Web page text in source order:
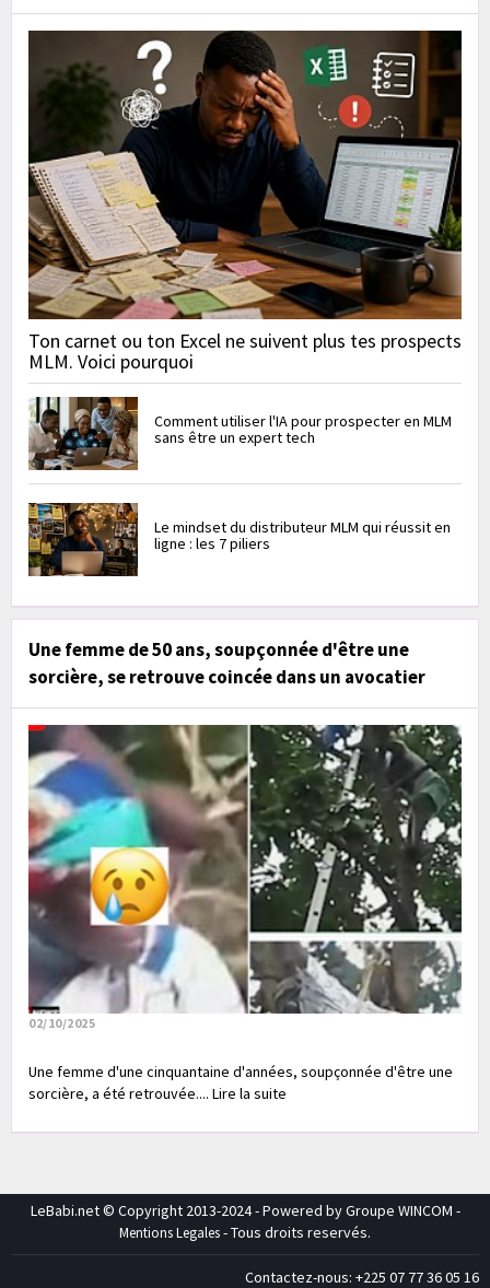
Ton carnet ou ton Excel ne suivent plus tes prospects
MLM. Voici pourquoi
Comment utiliser l'IA pour prospecter en MLM
sans être un expert tech
Le mindset du distributeur MLM qui réussit en
ligne : les 7 piliers
Une femme de 50 ans, soupçonnée d'être une
sorcière, se retrouve coincée dans un avocatier
02/10/2025
Une femme d'une cinquantaine d'années, soupçonnée d'être une
sorcière, a été retrouvée.... Lire la suite
LeBabi.net © Copyright 2013-2024 - Powered by Groupe WINCOM -
Mentions Legales- Tous droits reservés.
Contactez-nous: +225 07 77 36 05 16